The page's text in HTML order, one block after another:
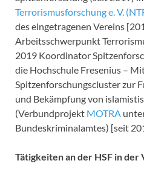
Terrorismusforschung e. V.
des eingetragenen Vereins
Arbeitsschwerpunkt
2019 Koordinator
die Hochschule Fresenius –
Spitzenforschungscluster zur
und Bekämpfung von
(Verbundprojekt MOTRA
Bundeskriminalamtes) [seit
Tätigkeiten an der HSF in der